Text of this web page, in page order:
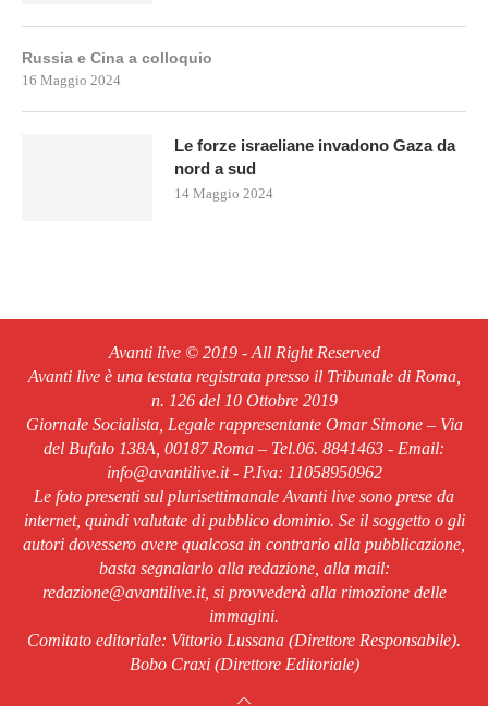
Russia e Cina a colloquio
16 Maggio 2024
Le forze israeliane invadono Gaza da
nord a sud
14 Maggio 2024
Avanti live © 2019 - All Right Reserved
Avanti live è una testata registrata presso il Tribunale di Roma,
n. 126 del 10 Ottobre 2019
Giornale Socialista, Legale rappresentante Omar Simone – Via
del Bufalo 138A, 00187 Roma – Tel.06. 8841463 - Email:
info@avantilive.it - P.Iva: 11058950962
Le foto presenti sul plurisettimanale Avanti live sono prese da
internet, quindi valutate di pubblico dominio. Se il soggetto o gli
autori dovessero avere qualcosa in contrario alla pubblicazione,
basta segnalarlo alla redazione, alla mail:
redazione@avantilive.it, si provvederà alla rimozione delle
immagini.
Comitato editoriale: Vittorio Lussana (Direttore Responsabile).
Bobo Craxi (Direttore Editoriale)